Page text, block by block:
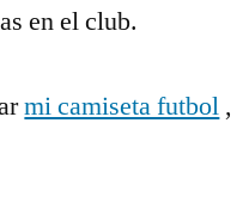
en el club.
mi camiseta futbol ,